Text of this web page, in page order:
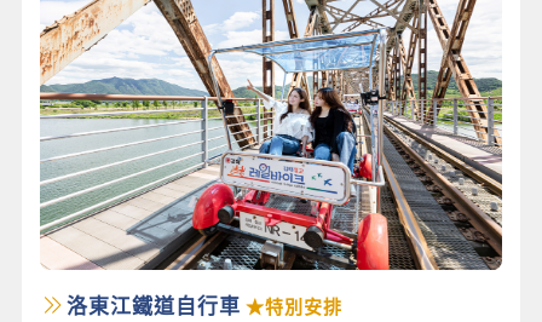
洛東江鐵道自行車 ★特別安排